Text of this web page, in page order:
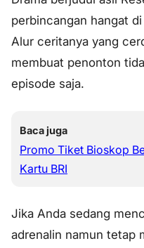
perbincangan hangat
Alur ceritanya yang
membuat penonton
episode saja.
Baca juga
Promo Tiket Bioskop
Kartu BRI
Jika Anda sedang
adrenalin namun tetap